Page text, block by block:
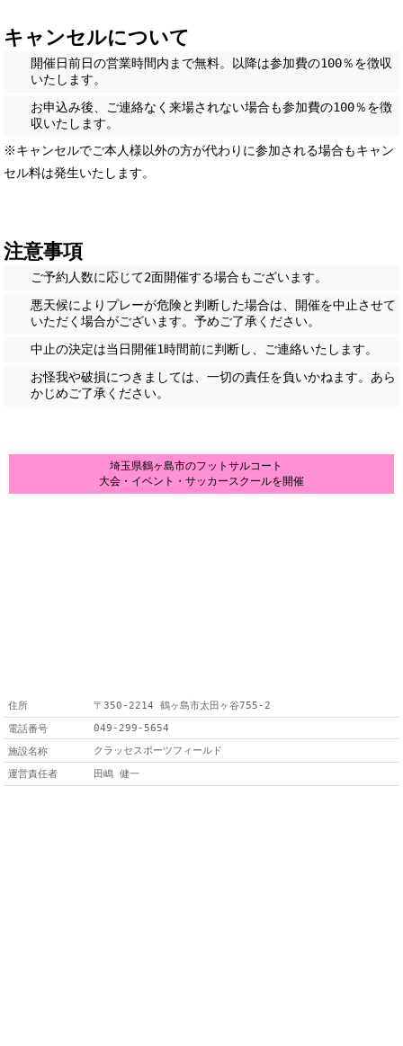
キャンセルについて
開催日前日の営業時間内まで無料。以降は参加費の100％を徴収
いたします。
お申込み後、ご連絡なく来場されない場合も参加費の100％を徴
収いたします。
※キャンセルでご本人様以外の方が代わりに参加される場合もキャン
セル料は発生いたします。
注意事項
ご予約人数に応じて2面開催する場合もございます。
悪天候によりプレーが危険と判断した場合は、開催を中止させて
いただく場合がございます。予めご了承ください。
中止の決定は当日開催1時間前に判断し、ご連絡いたします。
お怪我や破損につきましては、一切の責任を負いかねます。あら
かじめご了承ください。
埼玉県鶴ヶ島市のフットサルコート
大会・イベント・サッカースクールを開催
住所
〒350-2214 鶴ヶ島市太田ヶ谷755-2
電話番号
049-299-5654
施設名称
クラッセスポーツフィールド
運営責任者
田嶋 健一